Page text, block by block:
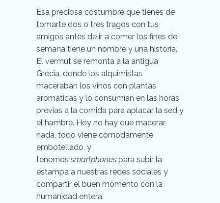
Esa preciosa costumbre que tienes de
tomarte dos o tres tragos con tus
amigos antes de ir a comer los fines de
semana tiene un nombre y una historia.
El vermut se remonta a la antigua
Grecia, donde los alquimistas
maceraban los vinos con plantas
aromáticas y lo consumían en las horas
previas a la comida para aplacar la sed y
el hambre. Hoy no hay que macerar
nada, todo viene cómodamente
embotellado, y
tenemos smartphones para subir la
estampa a nuestras redes sociales y
compartir el buen momento con la
humanidad entera.